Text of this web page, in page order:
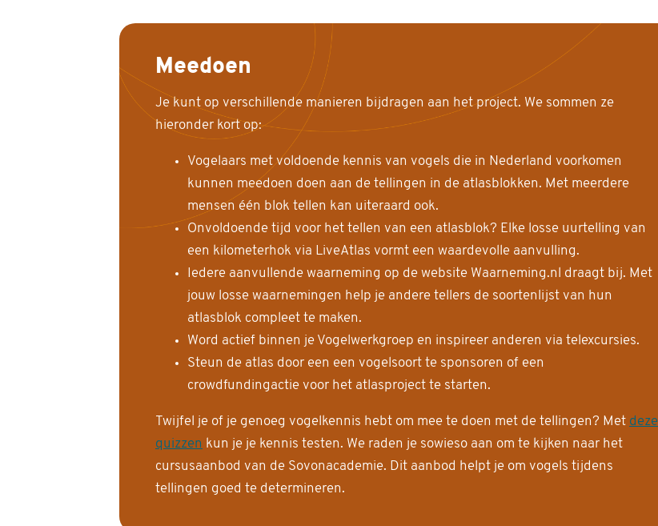
Meedoen
Je kunt op verschillende manieren bijdragen aan het project. We sommen ze
hieronder kort op:
Vogelaars met voldoende kennis van vogels die in Nederland voorkomen
kunnen meedoen doen aan de tellingen in de atlasblokken. Met meerdere
mensen één blok tellen kan uiteraard ook.
Onvoldoende tijd voor het tellen van een atlasblok? Elke losse uurtelling van
een kilometerhok via LiveAtlas vormt een waardevolle aanvulling.
Iedere aanvullende waarneming op de website Waarneming.nl draagt bij. Met
jouw losse waarnemingen help je andere tellers de soortenlijst van hun
atlasblok compleet te maken.
Word actief binnen je Vogelwerkgroep en inspireer anderen via telexcursies.
Steun de atlas door een een vogelsoort te sponsoren of een
crowdfundingactie voor het atlasproject te starten.
Twijfel je of je genoeg vogelkennis hebt om mee te doen met de tellingen? Met deze
quizzen kun je je kennis testen. We raden je sowieso aan om te kijken naar het
cursusaanbod van de Sovonacademie. Dit aanbod helpt je om vogels tijdens
tellingen goed te determineren.